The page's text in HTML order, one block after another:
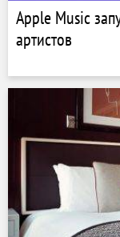
Apple Music
артистов